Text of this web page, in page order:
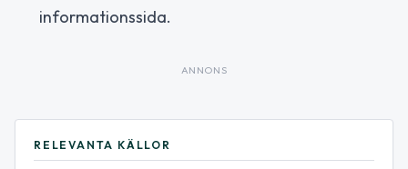
informationssida.
ANNONS
RELEVANTA KÄLLOR